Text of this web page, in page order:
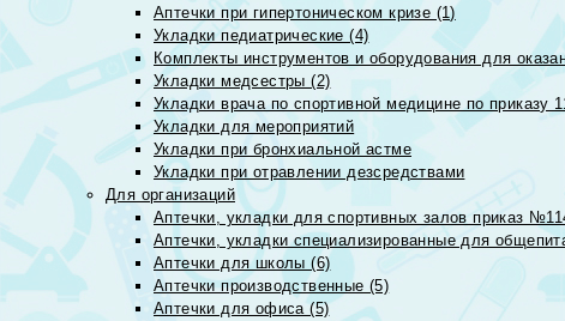
Аптечки при гипертоническом кризе (1)
Укладки педиатрические (4)
Комплекты инструментов и оборудования для
Укладки медсестры (2)
Укладки врача по спортивной медицине по приказу
Укладки для мероприятий
Укладки при бронхиальной астме
Укладки при отравлении дезсредствами
Для организаций
Аптечки, укладки для спортивных залов приказ
Аптечки, укладки специализированные для
Аптечки для школы (6)
Аптечки производственные (5)
Аптечки для офиса (5)